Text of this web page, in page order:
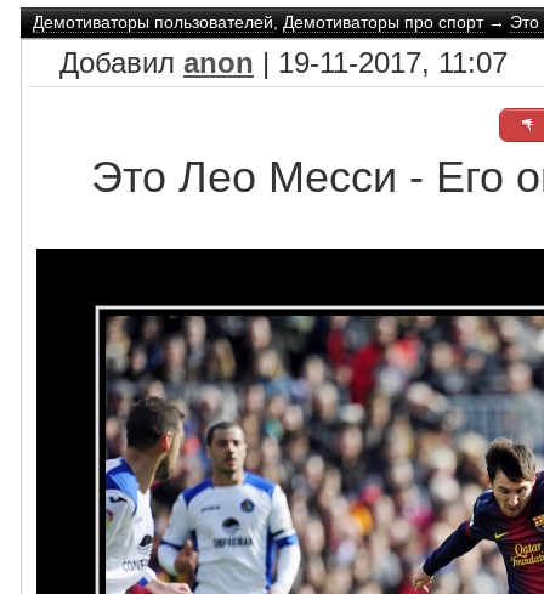
Демотиваторы пользователей,Демотиваторы про спорт→Это
Добавил anon | 19-11-2017, 11:07
Это Лео Месси - Его